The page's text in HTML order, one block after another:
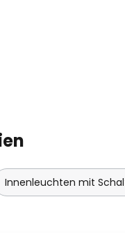
Innenleuchten mit